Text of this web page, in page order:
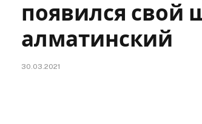
появился свой
алматинский
30.03.2021